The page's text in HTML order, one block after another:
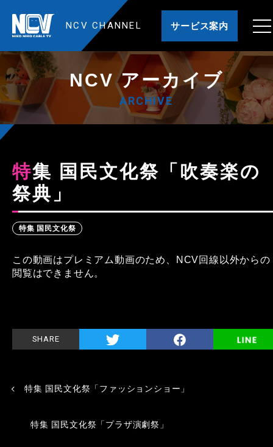
NCV CHANNEL サービス案内
NCV アーカイブ
ARCHIVE
特集 国民文化祭「吹奏楽の
祭典」
特集 国民文化祭
この動画はプレミアム動画のため、NCV回線以外からの
閲覧はできません。
SHARE
特集 国民文化祭「ファッションショー」
特集 国民文化祭「プラザ演劇祭」